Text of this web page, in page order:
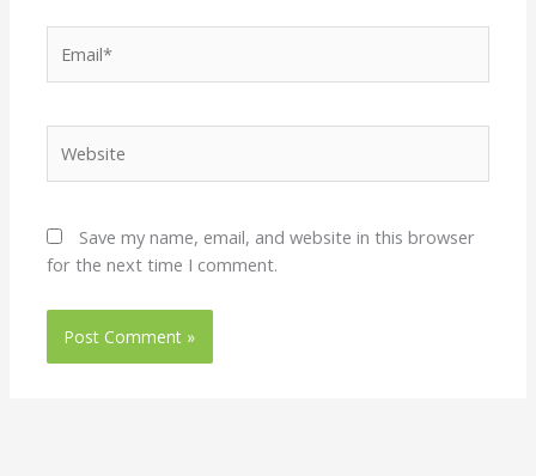
Save my name, email, and website in this browser
for the next time I comment.